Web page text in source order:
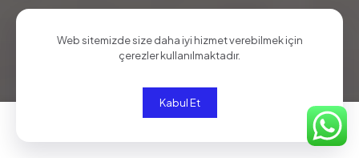
0
Web sitemizde size daha iyi hizmet verebilmek için
çerezler kullanılmaktadır.
Kabul Et